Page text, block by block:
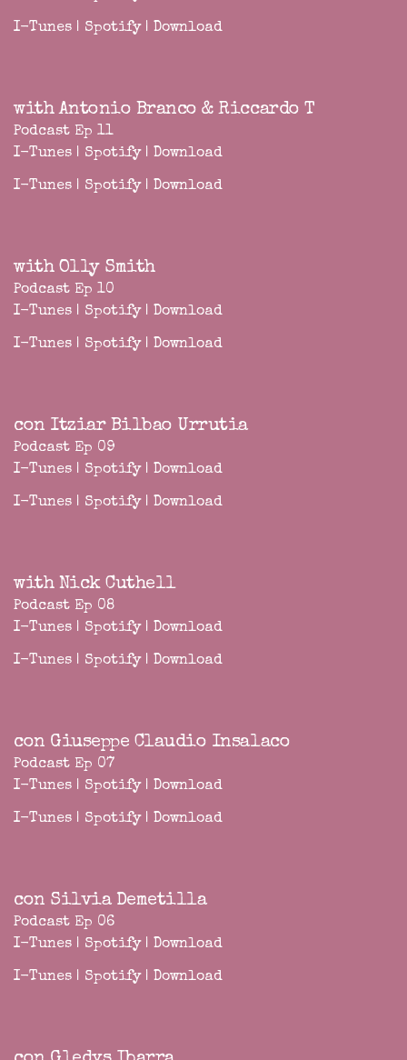
I-Tunes | Spotify| Download
with Antonio Branco & Riccardo T
Podcast Ep 11
I-Tunes | Spotify| Download
I-Tunes | Spotify| Download
with Olly Smith
Podcast Ep 10
I-Tunes | Spotify| Download
I-Tunes | Spotify| Download
con Itziar Bilbao Urrutia
Podcast Ep 09
I-Tunes | Spotify| Download
I-Tunes | Spotify| Download
with Nick Cuthell
Podcast Ep 08
I-Tunes | Spotify| Download
I-Tunes | Spotify| Download
con Giuseppe Claudio Insalaco
Podcast Ep 07
I-Tunes | Spotify| Download
I-Tunes | Spotify| Download
con Silvia Demetilla
Podcast Ep 06
I-Tunes | Spotify| Download
I-Tunes | Spotify| Download